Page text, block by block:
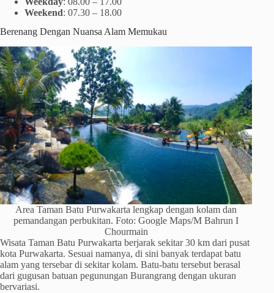
Weekend: 07.30 – 18.00
Berenang Dengan Nuansa Alam Memukau
Area Taman Batu Purwakarta lengkap dengan kolam dan
pemandangan perbukitan. Foto: Google Maps/M Bahrun I
Chourmain
Wisata Taman Batu Purwakarta berjarak sekitar 30 km dari pusat
kota Purwakarta. Sesuai namanya, di sini banyak terdapat batu
alam yang tersebar di sekitar kolam. Batu-batu tersebut berasal
dari gugusan batuan pegunungan Burangrang dengan ukuran
bervariasi.